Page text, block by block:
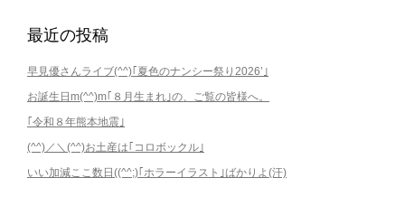
最近の投稿
早見優さんライブ(^^)｢夏色のナンシー祭り2026’｣
お誕生日m(^^)m｢８月生まれ｣の、ご覧の皆様へ。
｢令和８年熊本地震｣
(^^)／＼(^^)お土産は｢コロボックル｣
いい加減ここ数日((^^;)｢ホラーイラスト｣ばかりよ(汗)